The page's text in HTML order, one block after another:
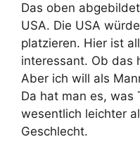
Das oben
USA. Die USA
platzieren. Hier ist
interessant. Ob das
Aber ich will als
Da hat man es, was
wesentlich leichter
Geschlecht.